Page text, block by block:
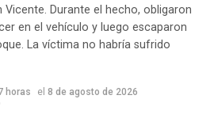
Voluntarios
de la
localidad
la vivienda
Vicente. Durante el hecho, obligaron
en el vehículo y luego escaparon
La víctima no habría sufrido
horas el 8 de agosto de 2026